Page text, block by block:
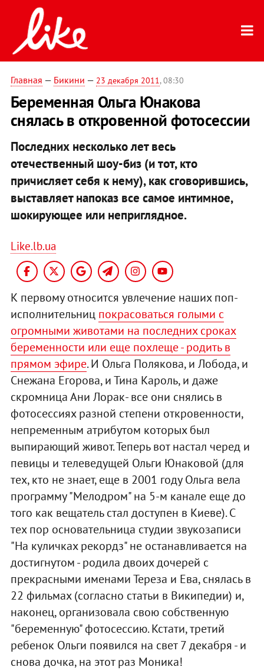
Главная — Бикини — 23 декабря 2011, 08:30
Беременная Ольга Юнакова
снялась в откровенной фотосессии
Последних несколько лет весь
отечественный шоу-биз (и тот, кто
причисляет себя к нему), как сговорившись,
выставляет напоказ все самое интимное,
шокирующее или неприглядное.
Like.lb.ua
К первому относится увлечение наших поп-
исполнительниц покрасоваться голыми с
огромными животами на последних сроках
беременности или еще похлеще - родить в
прямом эфире. И Ольга Полякова, и Лобода, и
Снежана Егорова, и Тина Кароль, и даже
скромница Ани Лорак- все они снялись в
фотосессиях разной степени откровенности,
непременным атрибутом которых был
выпирающий живот. Теперь вот настал черед и
певицы и телеведущей Ольги Юнаковой (для
тех, кто не знает, еще в 2001 году Ольга вела
программу "Мелодром" на 5-м канале еще до
того как вещатель стал доступен в Киеве). С
тех пор основательница студии звукозаписи
"На куличках рекордз" не останавливается на
достигнутом - родила двоих дочерей с
прекрасными именами Тереза и Ева, снялась в
22 фильмах (согласно статьи в Википедии) и,
наконец, организовала свою собственную
"беременную" фотосессию. Кстати, третий
ребенок Ольги появился на свет 7 декабря - и
снова дочка, на этот раз Моника!